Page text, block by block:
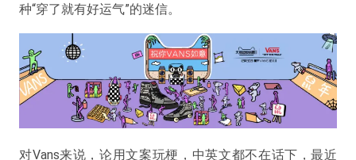
种“穿了就有好运气”的迷信。
对Vans来说，论用文案玩梗，中英文都不在话下，最近